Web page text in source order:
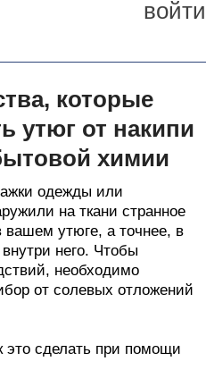
войти
которые
утюг от накипи
химии
одежды или
на ткани странное
вашем утюге, а точнее, в
него. Чтобы
необходимо
от солевых отложений
это сделать при помощи